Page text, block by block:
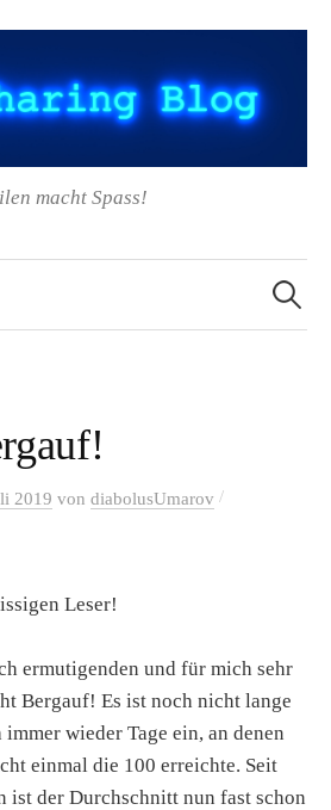
macht Spass!
nach:
2019 von diabolusUmarov /
Leser!
ermutigenden und für mich sehr
Bergauf! Es ist noch nicht lange
wieder Tage ein, an denen
einmal die 100 erreichte. Seit
ist der Durchschnitt nun fast schon